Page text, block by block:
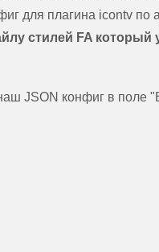
для плагина icontv
стилей FA который
JSON конфиг в поле